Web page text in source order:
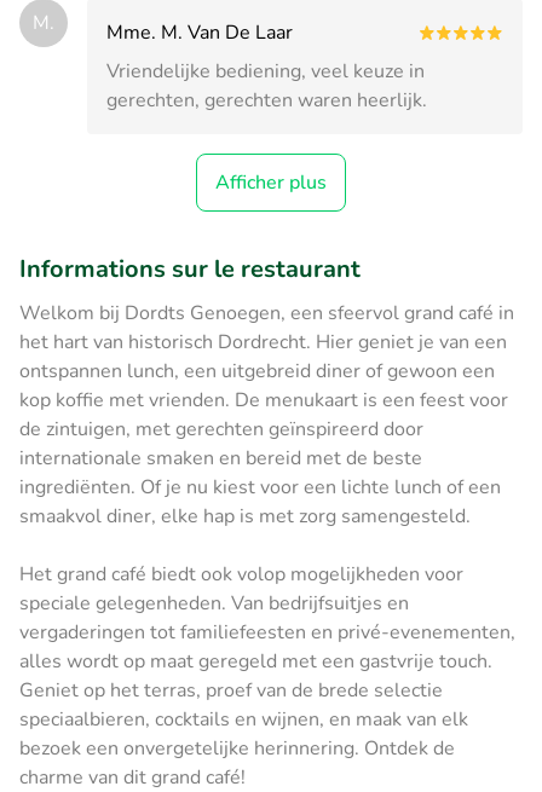
M.
Mme. M. Van De Laar
Vriendelijke bediening, veel keuze in
gerechten, gerechten waren heerlijk.
Afficher plus
Informations sur le restaurant
Welkom bij Dordts Genoegen, een sfeervol grand café in
het hart van historisch Dordrecht. Hier geniet je van een
ontspannen lunch, een uitgebreid diner of gewoon een
kop koffie met vrienden. De menukaart is een feest voor
de zintuigen, met gerechten geïnspireerd door
internationale smaken en bereid met de beste
ingrediënten. Of je nu kiest voor een lichte lunch of een
smaakvol diner, elke hap is met zorg samengesteld.
Het grand café biedt ook volop mogelijkheden voor
speciale gelegenheden. Van bedrijfsuitjes en
vergaderingen tot familiefeesten en privé-evenementen,
alles wordt op maat geregeld met een gastvrije touch.
Geniet op het terras, proef van de brede selectie
speciaalbieren, cocktails en wijnen, en maak van elk
bezoek een onvergetelijke herinnering. Ontdek de
charme van dit grand café!